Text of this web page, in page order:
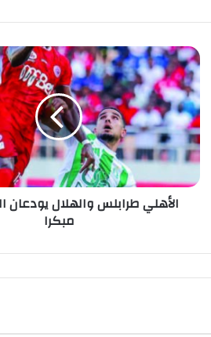
الأهلي طرابلس والهلال يودعان
مبكرا